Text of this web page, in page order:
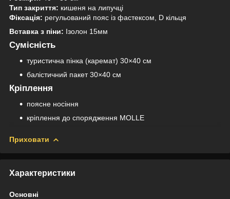
Тип закриття: кишеня на липучці
Фіксація: регульований пояс із фастексом, D кільця
Вставка з піни: Ізолон 15мм
Сумісність
туристична пінка (каремат) 30×40 см
балістичний пакет 30×40 см
Кріплення
поясне носіння
кріплення до спорядження MOLLE
Приховати
Характеристики
Основні